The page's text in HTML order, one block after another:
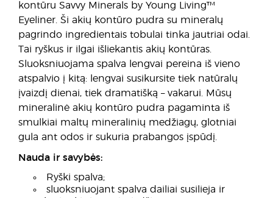
kontūru Savvy Minerals by Young Living™
Eyeliner. Ši akių kontūro pudra su mineralų
pagrindo ingredientais tobulai tinka jautriai odai.
Tai ryškus ir ilgai išliekantis akių kontūras.
Sluoksniuojama spalva lengvai pereina iš vieno
atspalvio į kitą: lengvai susikursite tiek natūralų
įvaizdį dienai, tiek dramatišką – vakarui. Mūsų
mineralinė akių kontūro pudra pagaminta iš
smulkiai maltų mineralinių medžiagų, glotniai
gula ant odos ir sukuria prabangos įspūdį.
Nauda ir savybės:
Ryški spalva;
sluoksniuojant spalva dailiai susilieja ir